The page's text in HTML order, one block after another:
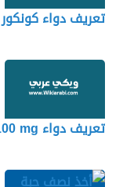
تعريف دواء كونكور concor
تعريف دواء Loten-100 mg